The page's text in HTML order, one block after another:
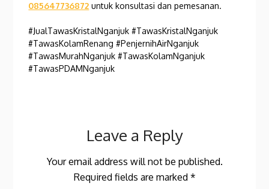
085647736872 untuk konsultasi dan pemesanan.
#JualTawasKristalNganjuk #TawasKristalNganjuk
#TawasKolamRenang #PenjernihAirNganjuk
#TawasMurahNganjuk #TawasKolamNganjuk
#TawasPDAMNganjuk
Leave a Reply
Your email address will not be published.
Required fields are marked *